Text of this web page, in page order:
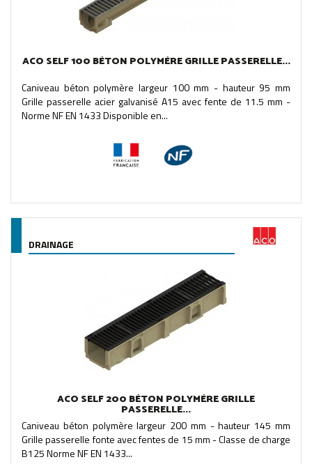
ACO SELF 100 BÉTON POLYMÈRE GRILLE PASSERELLE...
Caniveau béton polymère largeur 100 mm - hauteur 95 mm
Grille passerelle acier galvanisé A15 avec fente de 11.5 mm -
Norme NF EN 1433 Disponible en...
DRAINAGE
ACO SELF 200 BÉTON POLYMÈRE GRILLE
PASSERELLE...
Caniveau béton polymère largeur 200 mm - hauteur 145 mm
Grille passerelle fonte avec fentes de 15 mm - Classe de charge
B125 Norme NF EN 1433...